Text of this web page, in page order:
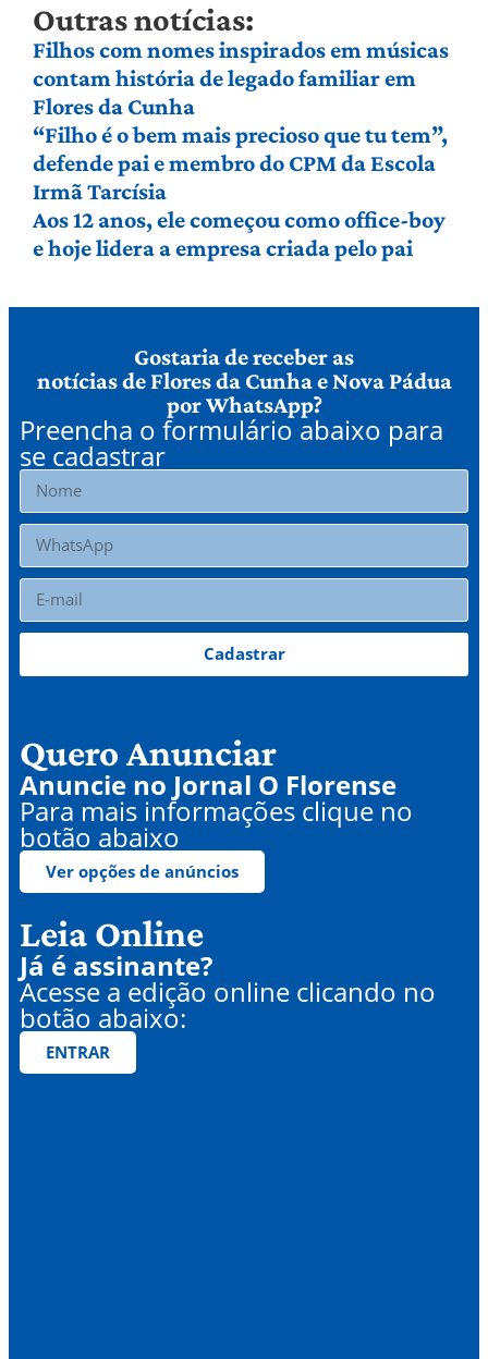
Outras notícias:
Filhos com nomes inspirados em músicas
contam história de legado familiar em
Flores da Cunha
“Filho é o bem mais precioso que tu tem”,
defende pai e membro do CPM da Escola
Irmã Tarcísia
Aos 12 anos, ele começou como office-boy
e hoje lidera a empresa criada pelo pai
Gostaria de receber as
notícias de Flores da Cunha e Nova Pádua
por WhatsApp?
Preencha o formulário abaixo para
se cadastrar
Cadastrar
Quero Anunciar
Anuncie no Jornal O Florense
Para mais informações clique no
botão abaixo
Ver opções de anúncios
Leia Online
Já é assinante?
Acesse a edição online clicando no
botão abaixo:
ENTRAR